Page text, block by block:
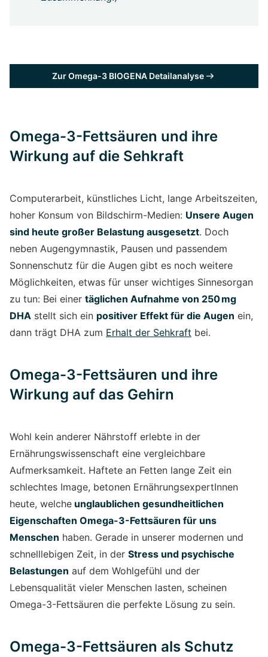
Zur Omega-3 BIOGENA Detailanalyse
Omega-3-Fettsäuren und ihre
Wirkung auf die Sehkraft
Computerarbeit, künstliches Licht, lange Arbeitszeiten,
hoher Konsum von Bildschirm-Medien: Unsere Augen
sind heute großer Belastung ausgesetzt. Doch
neben Augengymnastik, Pausen und passendem
Sonnenschutz für die Augen gibt es noch weitere
Möglichkeiten, etwas für unser wichtiges Sinnesorgan
zu tun: Bei einer täglichen Aufnahme von 250 mg
DHA stellt sich ein positiver Effekt für die Augen ein,
dann trägt DHA zum Erhalt der Sehkraft bei.
Omega-3-Fettsäuren und ihre
Wirkung auf das Gehirn
Wohl kein anderer Nährstoff erlebte in der
Ernährungswissenschaft eine vergleichbare
Aufmerksamkeit. Haftete an Fetten lange Zeit ein
schlechtes Image, betonen ErnährungsexpertInnen
heute, welche unglaublichen gesundheitlichen
Eigenschaften Omega-3-Fettsäuren für uns
Menschen haben. Gerade in unserer modernen und
schnelllebigen Zeit, in der Stress und psychische
Belastungen auf dem Wohlgefühl und der
Lebensqualität vieler Menschen lasten, scheinen
Omega-3-Fettsäuren die perfekte Lösung zu sein.
Omega-3-Fettsäuren als Schutz